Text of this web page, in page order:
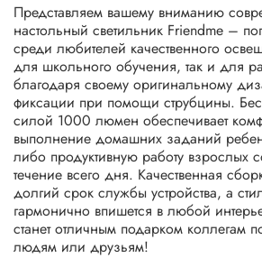
Представляем вашему вниманию
настольный светильник Friendme –
среди любителей качественного
для школьного обучения, так и для
благодаря своему оригинальному
фиксации при помощи струбцины.
силой 1000 люмен обеспечивает
выполнение домашних заданий
либо продуктивную работу взрослых
течение всего дня. Качественная
долгий срок службы устройства, а
гармонично впишется в любой
станет отличным подарком коллегам
людям или друзьям!